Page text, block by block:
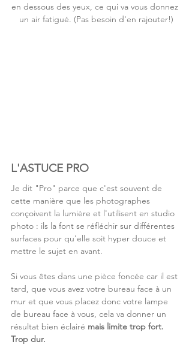
en dessous des yeux, ce qui va vous donnez
un air fatigué. (Pas besoin d'en rajouter!)
L'ASTUCE PRO
Je dit "Pro" parce que c'est souvent de
cette manière que les photographes
conçoivent la lumière et l'utilisent en studio
photo : ils la font se réfléchir sur différentes
surfaces pour qu'elle soit hyper douce et
mettre le sujet en avant.
Si vous êtes dans une pièce foncée car il est
tard, que vous avez votre bureau face à un
mur et que vous placez donc votre lampe
de bureau face à vous, cela va donner un
résultat bien éclairé mais limite trop fort.
Trop dur.